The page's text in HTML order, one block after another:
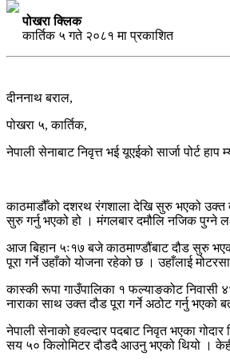
पोखरा क्लिक
कार्तिक ५ गते २०८१ मा प्रकाशित
दीननाथ बराल,
पोखरा ५, कार्तिक,
नेपाली सेनाबाट निवृत्त भई यूएईको सार्जा पोर्ट
काठमाडौँको दशरथ रंगशाला देखि सुरु भएको उक्त
सुरु गर्नु भएको हो । मंगलबार दमौलि नजिक पुग्ने
आज बिहान ५ः१७ बजे काठमाण्डौंबाट दौड सुरु
पूरा गर्ने उहाँको योजना रहेको छ । उहाँलाई
कास्की रूपा गाउँपालिका १ फल्याङकोट निवासी
नाराका साथ उक्त दौड पूरा गर्ने अठोट गर्नु भएको
नेपाली सेनाको हवल्दार पदबाट निवृत भएका
सय ५० किलोमिटर दौडदै आउनु भएको थियो ।